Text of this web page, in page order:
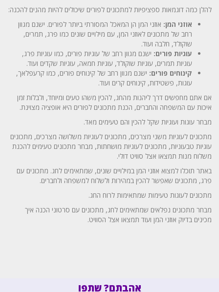
להלן כמה דוגמאות ספציפיות למתכונים לפורים שיכולים להיות מהנים להכנה:
אוזני המן: אוזני המן הן המאכל המסורתי ביותר לפורים. ישנם מגוון
רחב של מתכונים לאוזני המן, עם מילויים שונים כמו פרג, תמרים,
שוקולד, חלבה ועוד.
עוגיות פורים: ישנם מגוון רחב של עוגיות פורים, כמו עוגיות פרג,
עוגיות תמרים, עוגיות שוקולד, עוגיות חמאה, עוגיות שקדים ועוד.
קינוחים פורים: ישנם מגוון רחב של קינוחים פורים, כמו קרעפלאך,
עוגות, פשטידות, קינוחים קרים ועוד.
אם אתם מחפשים דרך ליהנות מהחג, להכין משהו טעים ומיוחד, ולבלות זמן
איכות עם המשפחה והחברים, הכנת מתכונים לפורים היא אופציה מצוינת.
מבחר עוגות ועוגיות שקל להכין והם טעימים מאד.
מתכונים לעוגיות משני מצרכים, מתכונים לעוגיות משלושה מצרכים, מתכונים
עוגיות טבעוניות, מתכונים לעוגיות מושחתות, מבחר מתכונים טעימים להכנת
משלוח מנות תמצאו אצל סוויט דולי.
באתר תוכלו למצוא אוזני המן במילויים שונים, שמתאימים לחג. מתכונים עם
פרג, מתכונים שאפשר להכין במהירות ולשלוח למשפחה ולחברים.
מתכונים לעוגות טעימות שמתאימות לרוח החג.
מבחר מתכונים נפלאים שמתאימים לחג, מתכונים עם סרטוני הכנה איך
מכינים בדיוק אוזני המן ועוד תמצאו אצל הסוויט.
אהבתם? שתפו